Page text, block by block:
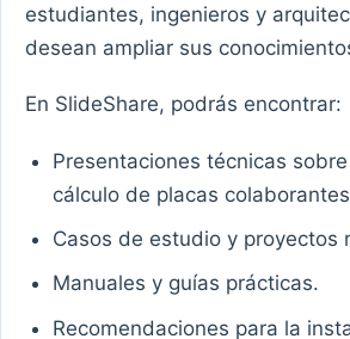
estudiantes, ingenieros y
desean ampliar sus
En SlideShare, podrás encontrar:
Presentaciones técnicas
cálculo de placas
Casos de estudio y proyectos
Manuales y guías prácticas.
Recomendaciones para la